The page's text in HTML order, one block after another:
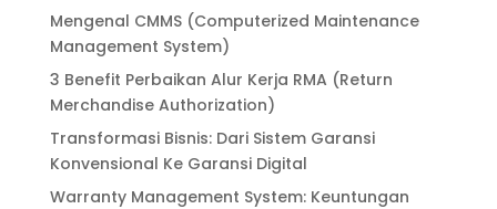
Mengenal CMMS (Computerized Maintenance
Management System)
3 Benefit Perbaikan Alur Kerja RMA (Return
Merchandise Authorization)
Transformasi Bisnis: Dari Sistem Garansi
Konvensional Ke Garansi Digital
Warranty Management System: Keuntungan